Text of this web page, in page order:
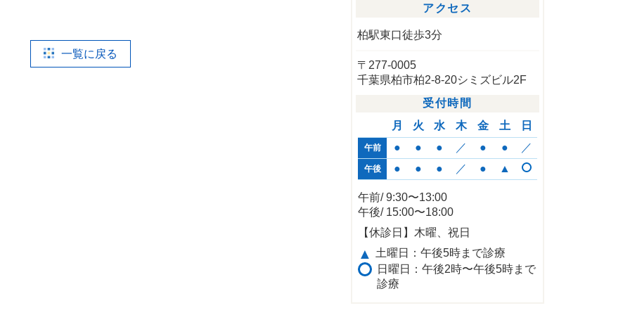
一覧に戻る
アクセス
柏駅東口徒歩3分
〒277-0005
千葉県柏市柏2-8-20シミズビル2F
受付時間
月
火 水 木 金 土 日
午前 ● ● ● ／ ● ● ／
午後 ● ● ● ／ ● ▲
午前/ 9:30〜13:00
午後/ 15:00〜18:00
【休診日】木曜、祝日
▲
土曜日：午後5時まで診療
日曜日：午後2時〜午後5時まで
診療